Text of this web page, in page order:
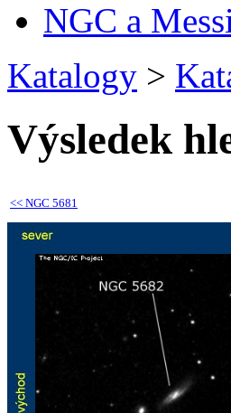
NGC a
Katalogy >
Výsledek
<< NGC 5681